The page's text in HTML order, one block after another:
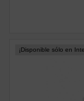
¡Disponible sólo en